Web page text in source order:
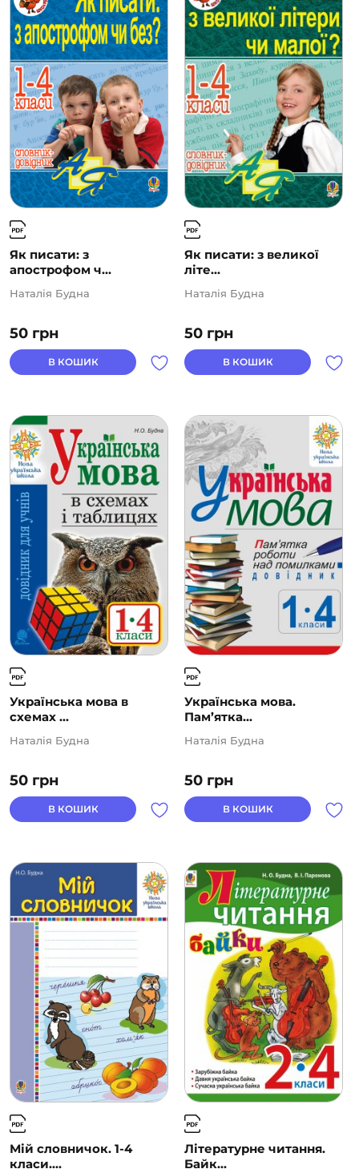
Як писати: з
апострофом ч...
50 грн
Наталія Будна
В КОШИК
Як писати: з великої
літе...
50 грн
Наталія Будна
В КОШИК
Українська мова в
схемах ...
50 грн
Наталія Будна
В КОШИК
Українська мова.
Пам’ятка...
50 грн
Наталія Будна
В КОШИК
Мій словничок. 1-4
класи....
Літературне читання.
Байк...